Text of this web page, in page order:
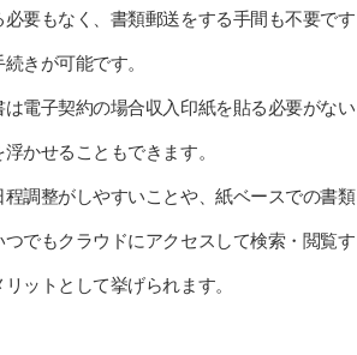
要もなく、書類郵送をする手間も不要です
きが可能です。
電子契約の場合収入印紙を貼る必要がない
かせることもできます。
調整がしやすいことや、紙ベースでの書類
でもクラウドにアクセスして検索・閲覧す
ットとして挙げられます。